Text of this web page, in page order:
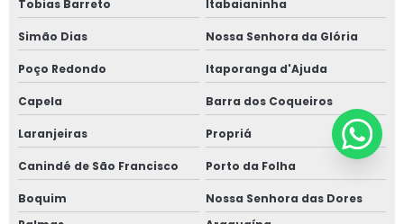
Tobias Barreto Itabaianinha
Simão Dias Nossa Senhora da Glória
Poço Redondo Itaporanga d'Ajuda
Capela Barra dos Coqueiros
Laranjeiras Propriá
Canindé de São Francisco Porto da Folha
Boquim
Nossa Senhora das Dores